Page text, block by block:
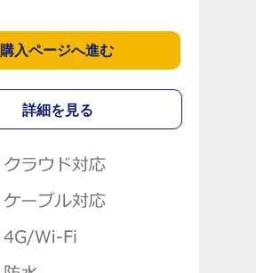
購入ページへ進む
詳細を見る